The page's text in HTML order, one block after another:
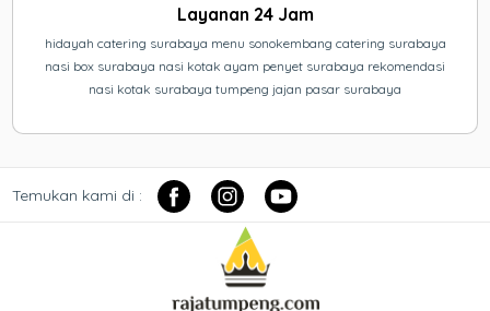
Layanan 24 Jam
hidayah catering surabaya menu sonokembang catering surabaya
nasi box surabaya nasi kotak ayam penyet surabaya rekomendasi
nasi kotak surabaya tumpeng jajan pasar surabaya
Temukan kami di :